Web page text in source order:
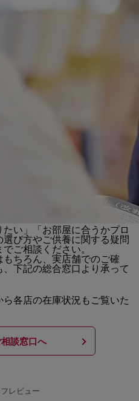
たい」「お部屋に合うかプロ
び方やご供養に関する疑問
ご相談ください。
ちろん、実店舗でのご確
下記の総合窓口より承って
ら各店の在庫状況もご覧いた
談窓口へ
レビュー